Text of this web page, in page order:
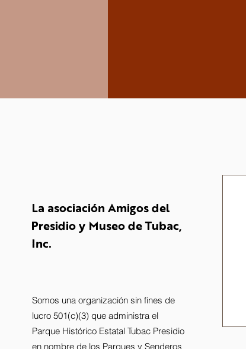
La asociación Amigos del
Presidio y Museo de Tubac,
Inc.
Somos una organización sin fines de
lucro 501(c)(3) que administra el
Parque Histórico Estatal Tubac Presidio
en nombre de los Parques y Senderos